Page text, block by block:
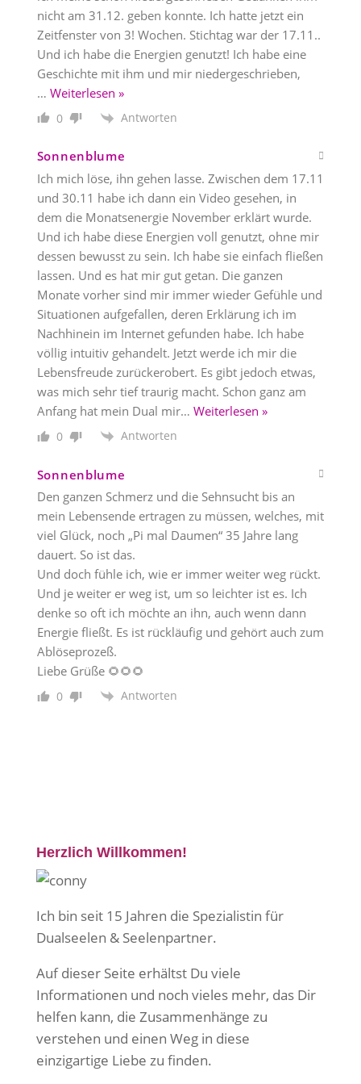
nicht am 31.12. geben konnte. Ich hatte jetzt ein
Zeitfenster von 3! Wochen. Stichtag war der 17.11..
Und ich habe die Energien genutzt! Ich habe eine
Geschichte mit ihm und mir niedergeschrieben,
… Weiterlesen »
0 Antworten
Sonnenblume
Ich mich löse, ihn gehen lasse. Zwischen dem 17.11
und 30.11 habe ich dann ein Video gesehen, in
dem die Monatsenergie November erklärt wurde.
Und ich habe diese Energien voll genutzt, ohne mir
dessen bewusst zu sein. Ich habe sie einfach fließen
lassen. Und es hat mir gut getan. Die ganzen
Monate vorher sind mir immer wieder Gefühle und
Situationen aufgefallen, deren Erklärung ich im
Nachhinein im Internet gefunden habe. Ich habe
völlig intuitiv gehandelt. Jetzt werde ich mir die
Lebensfreude zurückerobert. Es gibt jedoch etwas,
was mich sehr tief traurig macht. Schon ganz am
Anfang hat mein Dual mir… Weiterlesen »
0 Antworten
Sonnenblume
Den ganzen Schmerz und die Sehnsucht bis an
mein Lebensende ertragen zu müssen, welches, mit
viel Glück, noch „Pi mal Daumen“ 35 Jahre lang
dauert. So ist das.
Und doch fühle ich, wie er immer weiter weg rückt.
Und je weiter er weg ist, um so leichter ist es. Ich
denke so oft ich möchte an ihn, auch wenn dann
Energie fließt. Es ist rückläufig und gehört auch zum
Ablöseprozeß.
Liebe Grüße 🌻🌻🌻
0 Antworten
Herzlich Willkommen!
Ich bin seit 15 Jahren die Spezialistin für
Dualseelen & Seelenpartner.
Auf dieser Seite erhältst Du viele
Informationen und noch vieles mehr, das Dir
helfen kann, die Zusammenhänge zu
verstehen und einen Weg in diese
einzigartige Liebe zu finden.